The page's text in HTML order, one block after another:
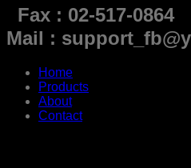
Fax : 02-517-0864
Mail :
Home
Products
About
Contact